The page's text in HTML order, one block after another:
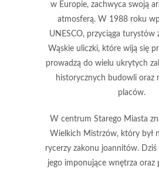
w Europie, zachwyca swoją
atmosferą. W 1988 roku
UNESCO, przyciąga turystów
Wąskie uliczki, które wiją się
prowadzą do wielu ukrytych
historycznych budowli oraz
placów.
W centrum Starego Miasta
Wielkich Mistrzów, który był
rycerzy zakonu joannitów. Dziś
jego imponujące wnętrza oraz